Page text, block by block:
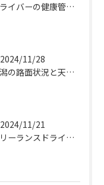
ドライバーの健康管理術
2024/11/28
新潟の路面状況と天候分析
2024/11/21
フリーランスドライバーの挑戦と成功